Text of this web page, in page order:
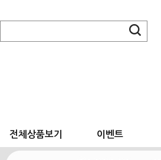
전체상품보기 이벤트